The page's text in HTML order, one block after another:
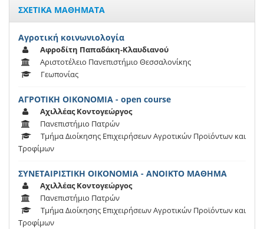
ΣΧΕΤΙΚΑ ΜΑΘΗΜΑΤΑ
Αγροτική κοινωνιολογία
Αφροδίτη Παπαδάκη-Κλαυδιανού
Αριστοτέλειο Πανεπιστήμιο Θεσσαλονίκης
Γεωπονίας
ΑΓΡΟΤΙΚΗ ΟΙΚΟΝΟΜΙΑ - open course
Αχιλλέας Κοντογεώργος
Πανεπιστήμιο Πατρών
Τμήμα Διοίκησης Επιχειρήσεων Αγροτικών Προϊόντων και
Τροφίμων
ΣΥΝΕΤΑΙΡΙΣΤΙΚΗ ΟΙΚΟΝΟΜΙΑ - ΑΝΟΙΚΤΟ ΜΑΘΗΜΑ
Αχιλλέας Κοντογεώργος
Πανεπιστήμιο Πατρών
Τμήμα Διοίκησης Επιχειρήσεων Αγροτικών Προϊόντων και
Τροφίμων